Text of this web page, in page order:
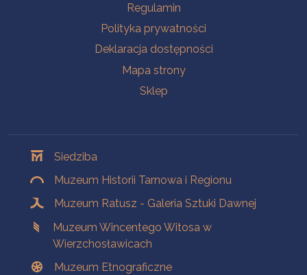
Regulamin
Polityka prywatności
Deklaracja dostępności
Mapa strony
Sklep
Siedziba
Muzeum Historii Tarnowa i Regionu
Muzeum Ratusz - Galeria Sztuki Dawnej
Muzeum Wincentego Witosa w
Wierzchosławicach
Muzeum Etnograficzne